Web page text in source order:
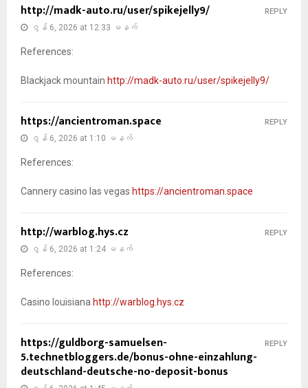
http://madk-auto.ru/user/spikejelly9/
ဇွန် 6, 2026 at 12:33 မနက်
References:
Blackjack mountain http://madk-auto.ru/user/spikejelly9/
REPLY
https://ancientroman.space
ဇွန် 6, 2026 at 1:10 မနက်
References:
Cannery casino las vegas https://ancientroman.space
REPLY
http://warblog.hys.cz
ဇွန် 6, 2026 at 1:24 မနက်
References:
Casino louisiana http://warblog.hys.cz
REPLY
https://guldborg-samuelsen-
5.technetbloggers.de/bonus-ohne-einzahlung-
deutschland-deutsche-no-deposit-bonus
REPLY